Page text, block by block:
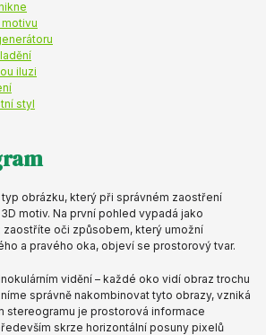
iluzi
styl
obrázku, který při správném zaostření
motiv. Na první pohled vypadá jako
zaostříte oči způsobem, který umožní
a pravého oka, objeví se prostorový tvar.
vidění – každé oko vidí obraz trochu
správně nakombinovat tyto obrazy, vzniká
stereogramu je prostorová informace
skrze horizontální posuny pixelů